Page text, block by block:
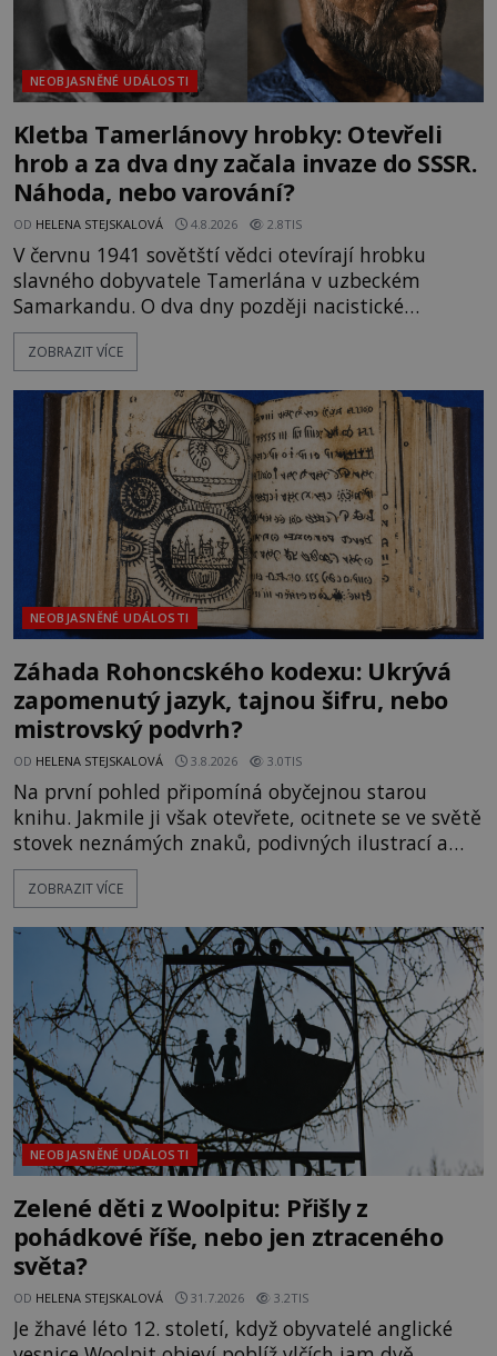
NEOBJASNĚNÉ UDÁLOSTI
Kletba Tamerlánovy hrobky: Otevřeli
hrob a za dva dny začala invaze do SSSR.
Náhoda, nebo varování?
OD HELENA STEJSKALOVÁ 4.8.2026 2.8TIS
V červnu 1941 sovětští vědci otevírají hrobku
slavného dobyvatele Tamerlána v uzbeckém
Samarkandu. O dva dny později nacistické
Německo zahajuje operaci Barbarossa a napadá
Sovětský svaz. Shoda dat je natolik zarážející, že se
na legendě něco pravdy, nebo jde jen o fascinující
souhru okolností? Když antropolog Michail
Gerasimov (1907-1970) a
ZOBRAZIT VÍCE
NEOBJASNĚNÉ UDÁLOSTI
Záhada Rohoncského kodexu: Ukrývá
zapomenutý jazyk, tajnou šifru, nebo
mistrovský podvrh?
OD HELENA STEJSKALOVÁ 3.8.2026 3.0TIS
Na první pohled připomíná obyčejnou starou
knihu. Jakmile ji však otevřete, ocitnete se ve světě
stovek neznámých znaků, podivných ilustrací a
textu, který už téměř dvě století vzdoruje všem
pokusům o rozluštění. Rohoncský kodex patří mezi
jistotou neví, kdo jej napsal, kdy vznikl ani co
vlastně vypráví. Rohoncský kodex se poprvé
objevuje v roce
ZOBRAZIT VÍCE
NEOBJASNĚNÉ UDÁLOSTI
Zelené děti z Woolpitu: Přišly z
pohádkové říše, nebo jen ztraceného
světa?
OD HELENA STEJSKALOVÁ 31.7.2026 3.2TIS
Je žhavé léto 12. století, když obyvatelé anglické